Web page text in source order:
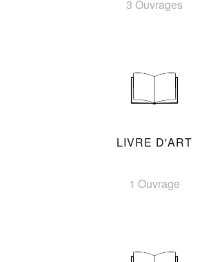
3 Ouvrages
LIVRE D'ART
1 Ouvrage